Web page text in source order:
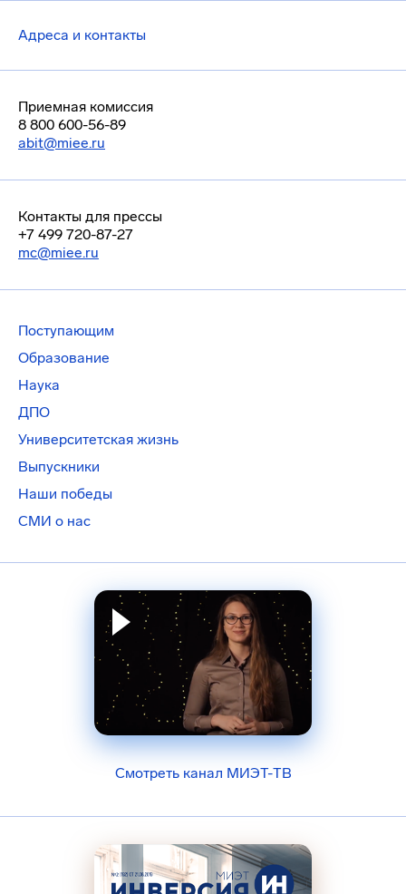
Адреса и контакты
Приемная комиссия
8 800 600-56-89
abit@miee.ru
Контакты для прессы
+7 499 720-87-27
mc@miee.ru
Поступающим
Образование
Наука
ДПО
Университетская жизнь
Выпускники
Наши победы
СМИ о нас
Смотреть канал МИЭТ-ТВ